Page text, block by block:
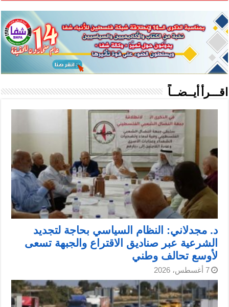
اقـــرأ أيــضــاً
د. مجدلاني: النظام السياسي بحاجة لتجديد
الشرعية عبر صناديق الاقتراع والجبهة تسعى
لأوسع تحالف وطني
7 أغسطس، 2026